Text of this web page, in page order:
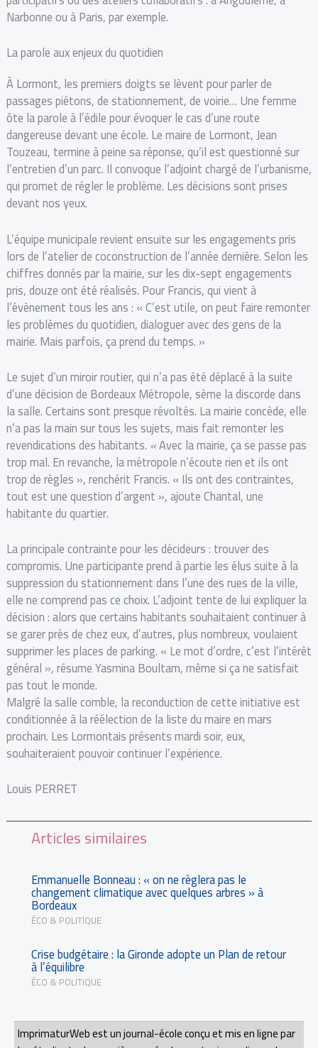
Narbonne ou à Paris, par exemple.
La parole aux enjeux du quotidien
À Lormont, les premiers doigts se lèvent pour parler de
passages piétons, de stationnement, de voirie… Une femme
ôte la parole à l’édile pour évoquer le cas d’une route
dangereuse devant une école. Le maire de Lormont, Jean
Touzeau, termine à peine sa réponse, qu’il est questionné sur
l’entretien d’un parc. Il convoque l’adjoint chargé de l’urbanisme,
qui promet de régler le problème. Les décisions sont prises
devant nos yeux.
L’équipe municipale revient ensuite sur les engagements pris
lors de l’atelier de coconstruction de l’année dernière. Selon les
chiffres donnés par la mairie, sur les dix-sept engagements
pris, douze ont été réalisés. Pour Francis, qui vient à
l’évènement tous les ans : « C’est utile, on peut faire remonter
les problèmes du quotidien, dialoguer avec des gens de la
mairie. Mais parfois, ça prend du temps. »
Le sujet d’un miroir routier, qui n’a pas été déplacé à la suite
d’une décision de Bordeaux Métropole, sème la discorde dans
la salle. Certains sont presque révoltés. La mairie concède, elle
n’a pas la main sur tous les sujets, mais fait remonter les
revendications des habitants. «Avec la mairie, ça se passe pas
trop mal. En revanche, la métropole n’écoute rien et ils ont
trop de règles », renchérit Francis. « Ils ont des contraintes,
tout est une question d’argent », ajoute Chantal, une
habitante du quartier.
La principale contrainte pour les décideurs : trouver des
compromis. Une participante prend à partie les élus suite à la
suppression du stationnement dans l’une des rues de la ville,
elle ne comprend pas ce choix. L’adjoint tente de lui expliquer la
décision : alors que certains habitants souhaitaient continuer à
se garer près de chez eux, d’autres, plus nombreux, voulaient
supprimer les places de parking. « Le mot d’ordre, c’est l’intérêt
général », résume Yasmina Boultam, même si ça ne satisfait
pas tout le monde.
Malgré la salle comble, la reconduction de cette initiative est
conditionnée à la réélection de la liste du maire en mars
prochain. Les Lormontais présents mardi soir, eux,
souhaiteraient pouvoir continuer l’expérience.
Louis PERRET
Articles similaires
Emmanuelle Bonneau : « on ne règlera pas le
changement climatique avec quelques arbres » à
Bordeaux
ÉCO & POLITIQUE
Crise budgétaire : la Gironde adopte un Plan de retour
à l’équilibre
ÉCO & POLITIQUE
ImprimaturWeb est un journal-école conçu et mis en ligne par